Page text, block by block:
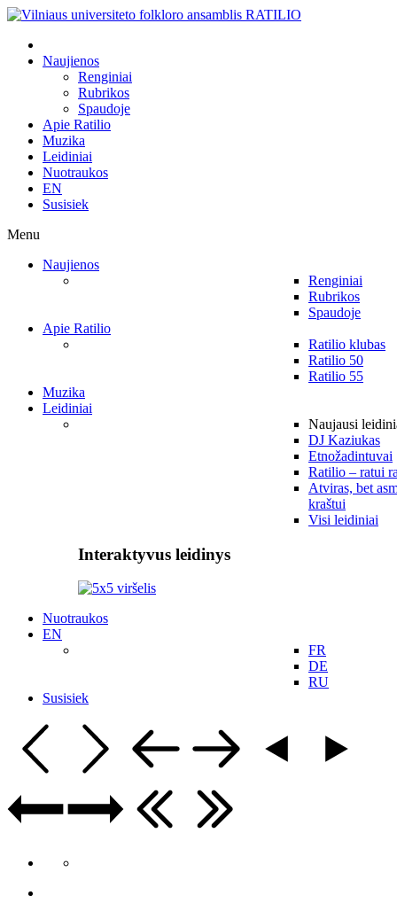
Naujienos
Renginiai
Rubrikos
Spaudoje
Apie Ratilio
Muzika
Leidiniai
Nuotraukos
EN
Susisiek
Menu
Naujienos
Renginiai
Rubrikos
Spaudoje
Apie Ratilio
Ratilio klubas
Ratilio 50
Ratilio 55
Muzika
Leidiniai
Naujausi
DJ Kaziukas
Etnožadintuvai
Ratilio – ratui
Atviras, bet
kraštui
Visi leidiniai
Interaktyvus leidinys
Nuotraukos
EN
FR
DE
RU
Susisiek